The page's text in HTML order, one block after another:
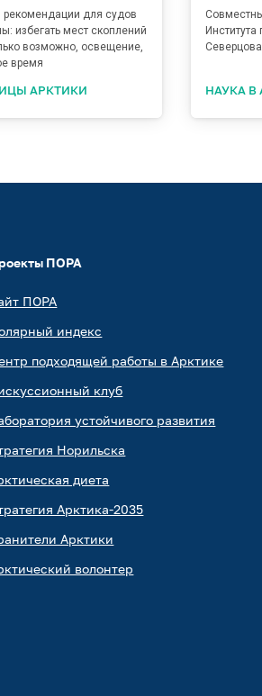
рекомендации для судов
избегать мест скоплений
возможно, освещение,
время
АРКТИКИ НАУКА В
ПОРА
ПОРА
индекс
подходящей работы в Арктике
клуб
устойчивого развития
Норильска
диета
Арктика-2035
Арктики
волонтер